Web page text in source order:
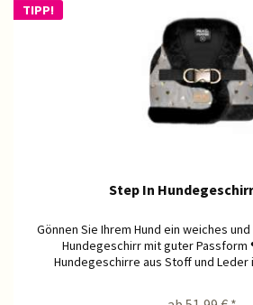
TIPP!
Step In
Gönnen Sie Ihrem Hund ein weiches
Hundegeschirr mit guter Passform
Hundegeschirre aus Stoff und